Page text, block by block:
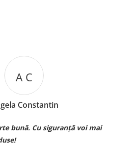
A C
Constantin
bună. Cu siguranță voi mai